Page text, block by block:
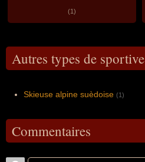
(1)
Autres types de sportive
Skieuse alpine suèdoise (1)
Commentaires